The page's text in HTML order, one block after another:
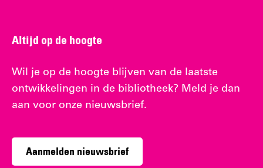
Altijd op de hoogte
Wil je op de hoogte blijven van de laatste
ontwikkelingen in de bibliotheek? Meld je dan
aan voor onze nieuwsbrief.
Aanmelden nieuwsbrief